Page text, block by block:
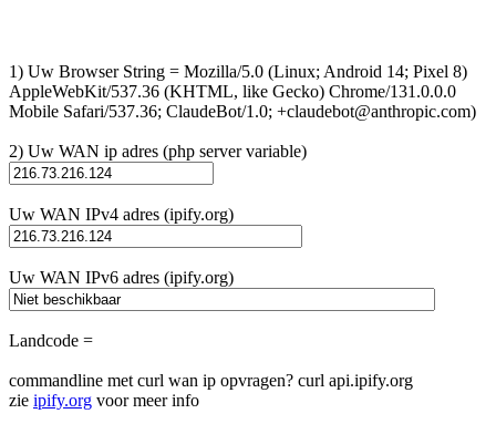
1) Uw Browser String = Mozilla/5.0 (Linux; Android 14; Pixel 8)
AppleWebKit/537.36 (KHTML, like Gecko) Chrome/131.0.0.0
Mobile Safari/537.36; ClaudeBot/1.0; +claudebot@anthropic.com)
2) Uw WAN ip adres (php server variable)
Uw WAN IPv4 adres (ipify.org)
Uw WAN IPv6 adres (ipify.org)
Landcode =
commandline met curl wan ip opvragen? curl api.ipify.org
zie ipify.org voor meer info